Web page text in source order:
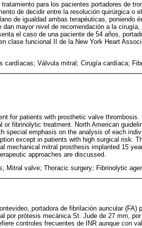
para los pacientes portadores de
de decidir entre la resolución quirúrgica o
de igualdad ambas terapéuticas, poniendo
mayor nivel de recomendación a la
el caso de una paciente de 54 años,
clase funcional II de la New York Heart
cardíacas; Válvula mitral; Cirugía cardíaca;
for patients with prosthetic valve
fibrinolytic treatment. North American
special emphasis on the analysis of each
except in patients with high surgical risk.
mechanical mitral prosthesis implanted 15
approaches are discussed.
Mitral valve; Thoracic surgery; Fibrinolytic
portadora de fibrilación auricular (FA)
por prótesis mecánica St. Jude de 27 mm,
controles frecuentes de INR aunque con